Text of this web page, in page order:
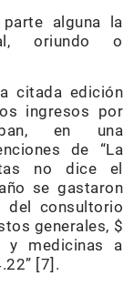
alguna la
oriundo o
citada edición
ingresos por
en una
de “La
no dice el
se gastaron
del consultorio
generales, $
y medicinas a
[7].